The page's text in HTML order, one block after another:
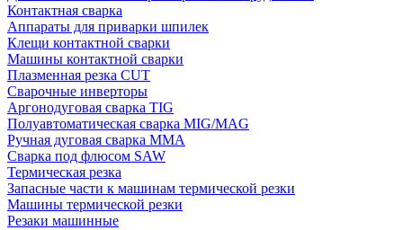
Контактная сварка
Аппараты для приварки шпилек
Клещи контактной сварки
Машины контактной сварки
Плазменная резка CUT
Сварочные инверторы
Аргонодуговая сварка TIG
Полуавтоматическая сварка MIG/MAG
Ручная дуговая сварка MMA
Сварка под флюсом SAW
Термическая резка
Запасные части к машинам термической резки
Машины термической резки
Резаки машинные